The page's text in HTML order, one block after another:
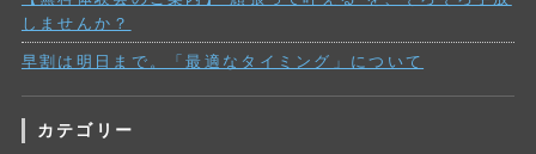
しませんか？
早割は明日まで。「最適なタイミング」について
カテゴリー